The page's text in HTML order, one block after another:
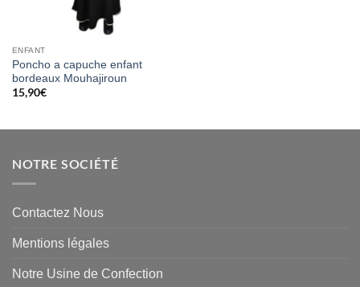
ENFANT
Poncho a capuche enfant
bordeaux Mouhajiroun
15,90€
NOTRE SOCIÉTÉ
Contactez Nous
Mentions légales
Notre Usine de Confection